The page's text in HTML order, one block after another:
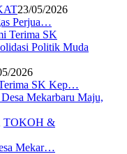
23/05/2026
Perjua…
2026
SK Kep…
TOKOH &
Mekar…